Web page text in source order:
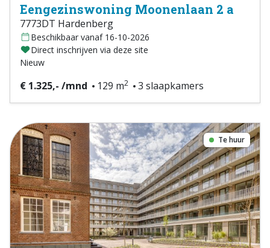
Eengezinswoning Moonenlaan 2 a
7773DT Hardenberg
Beschikbaar vanaf 16-10-2026
Direct inschrijven via deze site
Nieuw
€ 1.325,- /mnd 129 m2 3 slaapkamers
Te huur